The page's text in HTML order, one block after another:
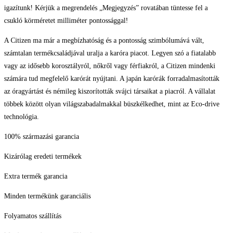
igazítunk! Kérjük a megrendelés „Megjegyzés” rovatában tüntesse fel a
csukló körméretet milliméter pontossággal!
A Citizen ma már a megbízhatóság és a pontosság szimbólumává vált,
számtalan termékcsaládjával uralja a karóra piacot. Legyen szó a fiatalabb
vagy az idősebb korosztályról, nőkről vagy férfiakról, a Citizen mindenki
számára tud megfelelő karórát nyújtani. A japán karórák forradalmasították
az óragyártást és némileg kiszorították svájci társaikat a piacról. A vállalat
többek között olyan világszabadalmakkal büszkélkedhet, mint az Eco-drive
technológia.
100% származási garancia
Kizárólag eredeti termékek
Extra termék garancia
Minden termékünk garanciális
Folyamatos szállítás